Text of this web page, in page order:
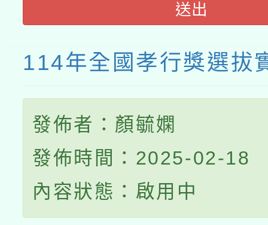
送出
114年全國孝行獎選拔
發佈者：顏毓嫻
發佈時間：2025-02-18
內容狀態：啟用中